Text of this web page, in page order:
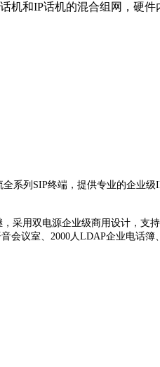
机和IP话机的混合组网，硬
系列SIP终端，提供专业的企业
采用双电源企业级商用设计，支
会议室、2000人LDAP企业电话